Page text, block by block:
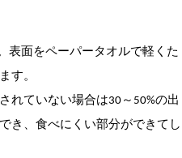
表面をペーパータオルで軽くた
す。
れていない場合は30～50%の出
き、食べにくい部分ができてし